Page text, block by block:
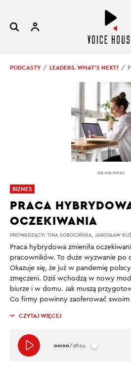
PODCASTY LEADERS. WHAT’S NEXT?
29.09.2021
PROWADZĄCY: TINA SOBOCIŃSKA, JAROSŁAW
PRACA
OCZEKIWANIA
Praca hybrydowa zmieniła
pracowników. To duże wyzwanie po
Okazuje się, że już w pandemię
zmęczeni. Dziś wchodzą w nowy
biurze i w domu. Jak muszą
Co firmy powinny zaoferować
CZYTAJ WIĘCEJ
00:00/38:54
BIZNES